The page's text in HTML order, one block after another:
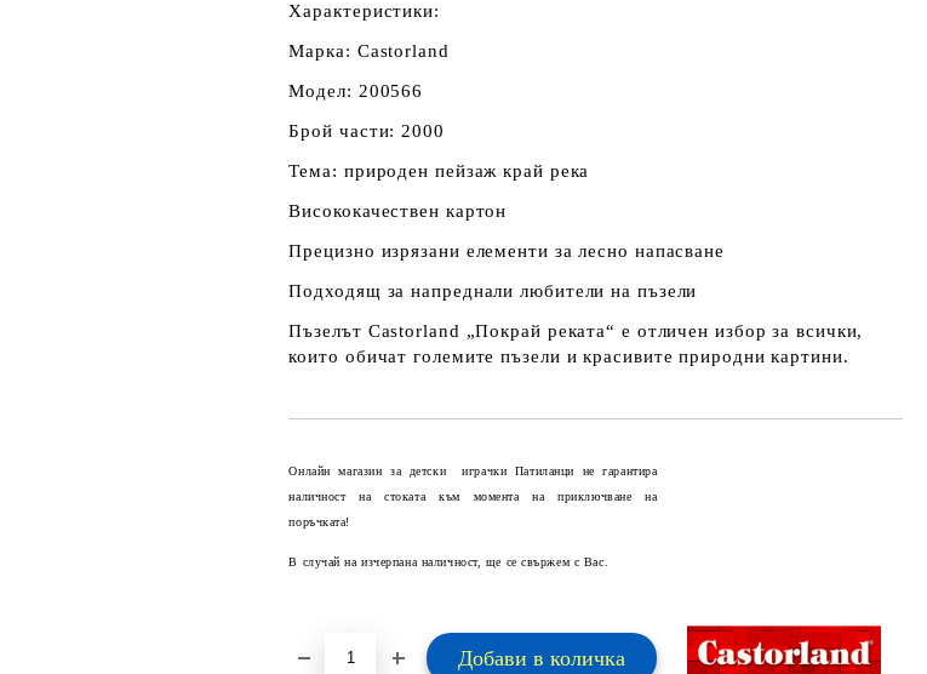
Характеристики:
Марка: Castorland
Модел: 200566
Брой части: 2000
Тема: природен пейзаж край река
Висококачествен картон
Прецизно изрязани елементи за лесно напасване
Подходящ за напреднали любители на пъзели
Пъзелът Castorland „Покрай реката“ е отличен избор за всички,
които обичат големите пъзели и красивите природни картини.
Онлайн магазин за детски играчки Патиланци не гарантира
наличност на стоката към момента на приключване на
поръчката!
В случай на изчерпана наличност, ще се свържем с Вас.